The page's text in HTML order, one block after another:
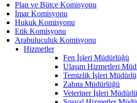
Plan ve Bütçe Komisyonu
İmar Komisyonu
Hukuk Komisyonu
Etik Komisyonu
Arabuluculuk Komisyonu
Hizmetler
Fen İşleri Müdürlüğü
Ulaşım Hizmetleri
Temizlik İşleri
Zabıta Müdürlüğü
Veteriner İşleri